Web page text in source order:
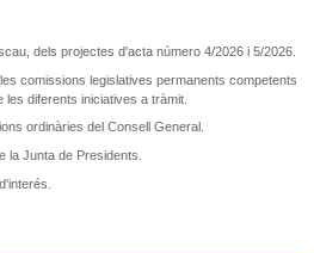
dels projectes d'acta número 4/2026 i 5/2026.
comissions legislatives permanents competents
les diferents iniciatives a tràmit.
ordinàries del Consell General.
la Junta de Presidents.